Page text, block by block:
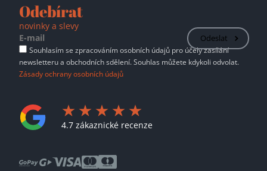
Odebírat
novinky a slevy
Odeslat
Souhlasím se zpracováním osobních údajů pro účely zasílání
newsletteru a obchodních sdělení. Souhlas můžete kdykoli odvolat.
Zásady ochrany osobních údajů
4.7 zákaznické recenze